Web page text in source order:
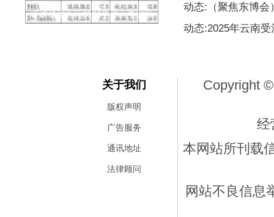
诺诚健华医药2022年度三季财报
动态:（聚焦东博会
动态:2025年云南
关于我们
版权声明
广告服务
通讯地址
法律顾问
Copyright
经
本网站所刊载
网站不良信息